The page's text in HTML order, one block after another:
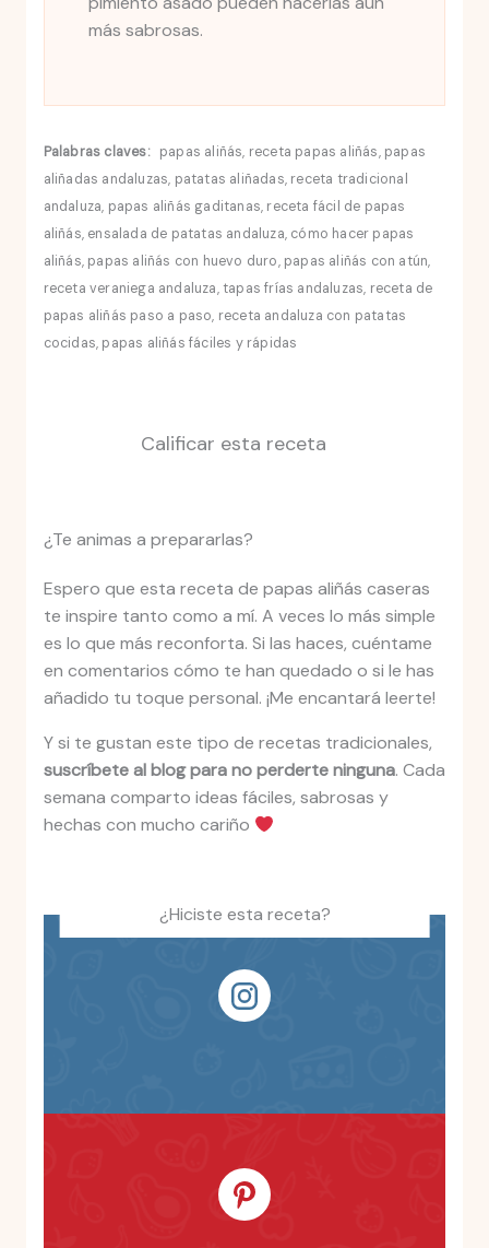
más sabrosas.
Palabras claves: papas aliñás, receta papas aliñás, papas
aliñadas andaluzas, patatas aliñadas, receta tradicional
andaluza, papas aliñás gaditanas, receta fácil de papas
aliñás, ensalada de patatas andaluza, cómo hacer papas
aliñás, papas aliñás con huevo duro, papas aliñás con atún,
receta veraniega andaluza, tapas frías andaluzas, receta de
papas aliñás paso a paso, receta andaluza con patatas
cocidas, papas aliñás fáciles y rápidas
Calificar esta receta
¿Te animas a prepararlas?
Espero que esta receta de papas aliñás caseras
te inspire tanto como a mí. A veces lo más simple
es lo que más reconforta. Si las haces, cuéntame
en comentarios cómo te han quedado o si le has
añadido tu toque personal. ¡Me encantará leerte!
Y si te gustan este tipo de recetas tradicionales,
suscríbete al blog para no perderte ninguna. Cada
semana comparto ideas fáciles, sabrosas y
hechas con mucho cariño
¿Hiciste esta receta?